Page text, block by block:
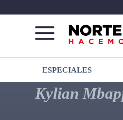
Norte
De
Chihuahua
Más
que
noticias,
hacemos
ESPECIALES
Kylian